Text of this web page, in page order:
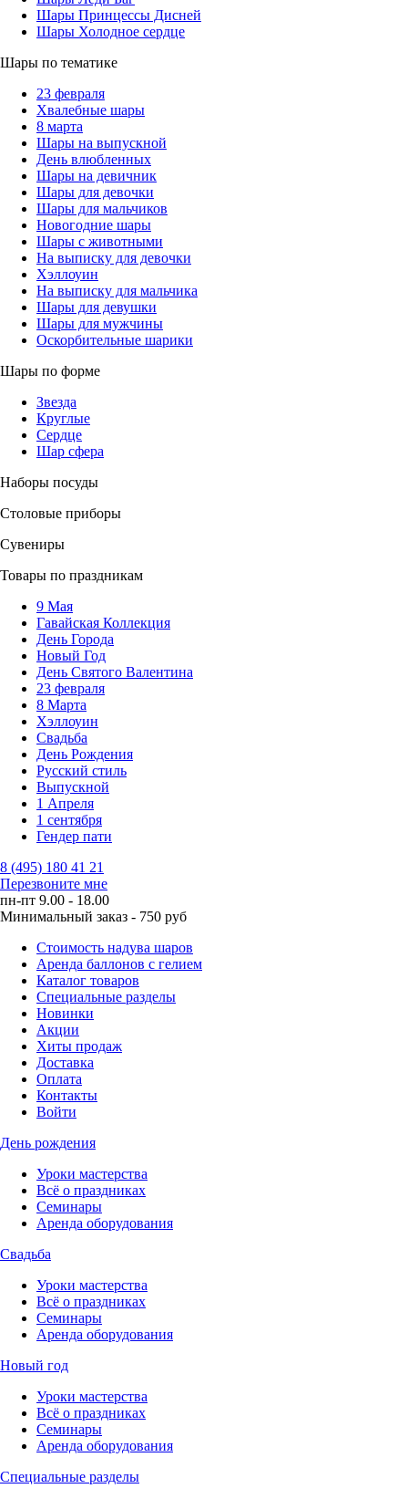
Шары Принцессы Дисней
Шары Холодное сердце
Шары по тематике
23 февраля
Хвалебные шары
8 марта
Шары на выпускной
День влюбленных
Шары на девичник
Шары для девочки
Шары для мальчиков
Новогодние шары
Шары с животными
На выписку для девочки
Хэллоуин
На выписку для мальчика
Шары для девушки
Шары для мужчины
Оскорбительные шарики
Шары по форме
Звезда
Круглые
Сердце
Шар сфера
Наборы посуды
Столовые приборы
Сувениры
Товары по праздникам
9 Мая
Гавайская Коллекция
День Города
Новый Год
День Святого Валентина
23 февраля
8 Марта
Хэллоуин
Свадьба
День Рождения
Русский стиль
Выпускной
1 Апреля
1 сентября
Гендер пати
8 (495) 180 41 21
Перезвоните мне
пн-пт 9.00 - 18.00
Минимальный заказ - 750 руб
Стоимость надува шаров
Аренда баллонов с гелием
Каталог товаров
Специальные разделы
Новинки
Акции
Хиты продаж
Доставка
Оплата
Контакты
Войти
День рождения
Уроки мастерства
Всё о праздниках
Семинары
Аренда оборудования
Свадьба
Уроки мастерства
Всё о праздниках
Семинары
Аренда оборудования
Новый год
Уроки мастерства
Всё о праздниках
Семинары
Аренда оборудования
Специальные разделы